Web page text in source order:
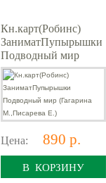
Кн.карт(Робинс)
ЗаниматПупырышки
Подводный мир
(Гагарина
М.,Писарева Е.)
Цена: 890 р.
В КОРЗИНУ